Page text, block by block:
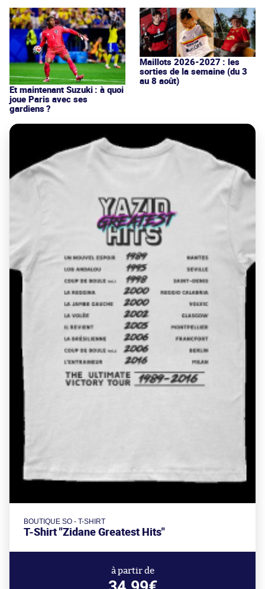
Et maintenant Suzuki : à quoi
joue Paris avec ses
gardiens ?
Maillots 2026-2027 : les
sorties de la semaine (du 3
au 8 août)
BOUTIQUE SO - T-SHIRT
T-Shirt "Zidane Greatest Hits"
à partir de